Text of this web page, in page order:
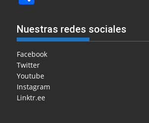
e
b
o
o
k
l l o
o A
ar
e
Nuestras redes sociales
Facebook
Twitter
Youtube
Instagram
Linktr.ee